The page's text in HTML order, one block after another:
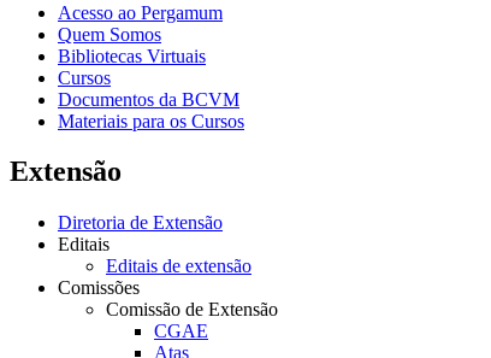
Acesso ao Pergamum
Quem Somos
Bibliotecas Virtuais
Cursos
Documentos da BCVM
Materiais para os Cursos
Extensão
Diretoria de Extensão
Editais
Editais de extensão
Comissões
Comissão de Extensão
CGAE
Atas